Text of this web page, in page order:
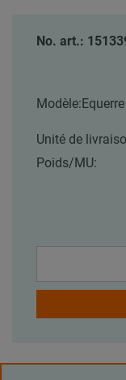
No. art.:
Modèle:
Unité de
Poids/MU: